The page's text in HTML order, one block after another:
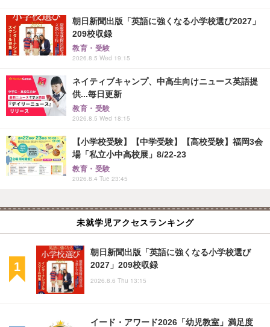
朝日新聞出版「英語に強くなる小学校選び2027」
209校収録
教育・受験
2026.8.5 Wed 19:15
ネイティブキャンプ、中高生向けニュース英語提
供...毎日更新
教育・受験
2026.8.5 Wed 18:15
【小学校受験】【中学受験】【高校受験】福岡3会
場「私立小中高校展」8/22-23
教育・受験
2026.8.4 Tue 23:45
未就学児アクセスランキング
朝日新聞出版「英語に強くなる小学校選び
2027」209校収録
2026.8.6 Thu 13:15
イード・アワード2026「幼児教室」満足度